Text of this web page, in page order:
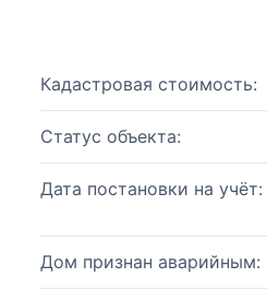
Кадастровая стоимость:
Статус объекта:
Дата постановки на учёт:
Дом признан аварийным: